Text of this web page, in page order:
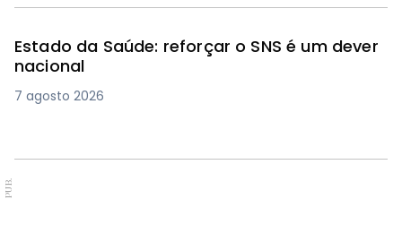
Estado da Saúde: reforçar o SNS é um dever
nacional
7 agosto 2026
PUB.